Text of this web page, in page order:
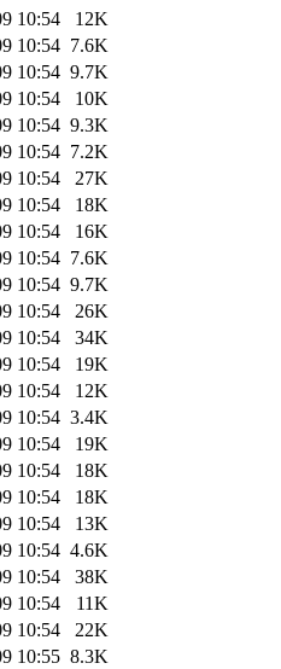
10:54
12K
10:54 7.6K
10:54 9.7K
10:54
10K
10:54 9.3K
10:54 7.2K
10:54
27K
10:54
18K
10:54
16K
10:54 7.6K
10:54 9.7K
10:54
26K
10:54
34K
10:54
19K
10:54
12K
10:54 3.4K
10:54
19K
10:54
18K
10:54
18K
10:54
13K
10:54 4.6K
10:54
38K
10:54
11K
10:54
22K
10:55 8.3K